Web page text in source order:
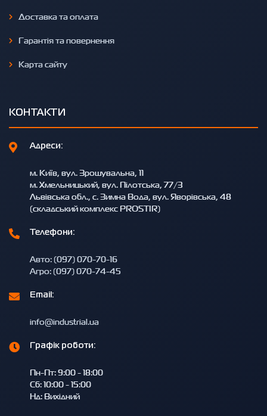
Доставка та оплата
Гарантія та повернення
Карта сайту
КОНТАКТИ
Адреси:
м. Київ, вул. Зрошувальна, 11
м. Хмельницький, вул. Пілотська, 77/3
Львівська обл., с. Зимна Вода, вул. Яворівська, 48
(складський комплекс PROSTIR)
Телефони:
Авто: (097) 070-70-16
Агро: (097) 070-74-45
Email:
info@industrial.ua
Графік роботи:
Пн-Пт: 9:00 - 18:00
Сб: 10:00 - 15:00
Нд: Вихідний